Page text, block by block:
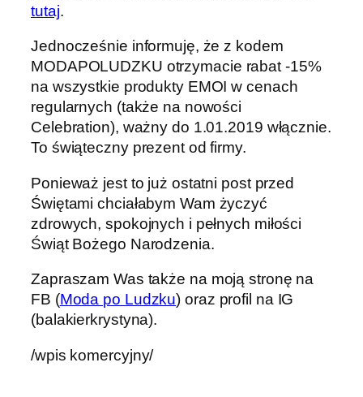
tutaj.
Jednocześnie informuję, że z kodem
MODAPOLUDZKU otrzymacie rabat -15%
na wszystkie produkty EMOI w cenach
regularnych (także na nowości
Celebration), ważny do 1.01.2019 włącznie.
To świąteczny prezent od firmy.
Ponieważ jest to już ostatni post przed
Świętami chciałabym Wam życzyć
zdrowych, spokojnych i pełnych miłości
Świąt Bożego Narodzenia.
Zapraszam Was także na moją stronę na
FB (Moda po Ludzku) oraz profil na IG
(balakierkrystyna).
/wpis komercyjny/